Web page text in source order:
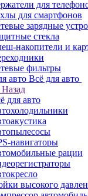
для
для смартфонов
зарядные
стекла
накопители и
фильтры
Всё для авто
Назад
для авто
навигаторы
рации
высокого